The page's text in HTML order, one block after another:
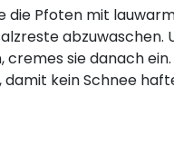
die Pfoten mit
abzuwaschen.
cremes sie danach
damit kein Schnee